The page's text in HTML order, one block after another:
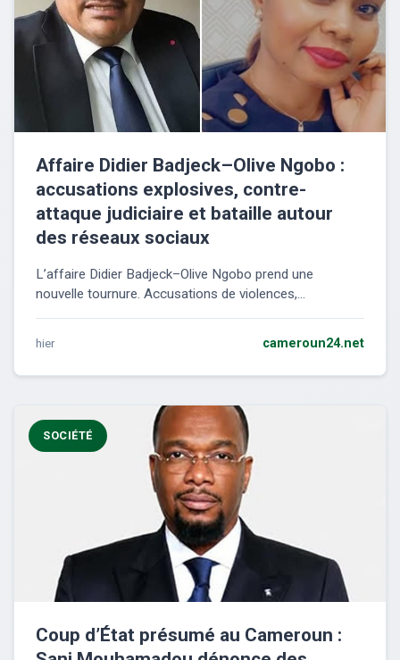
Affaire Didier Badjeck–Olive Ngobo :
accusations explosives, contre-
attaque judiciaire et bataille autour
des réseaux sociaux
L’affaire Didier Badjeck–Olive Ngobo prend une
nouvelle tournure. Accusations de violences,...
hier cameroun24.net
SOCIÉTÉ
Coup d’État présumé au Cameroun :